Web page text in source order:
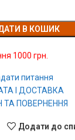
В КОШИК
1000 грн.
питання
І ДОСТАВКА
ТА ПОВЕРНЕННЯ
Додати до